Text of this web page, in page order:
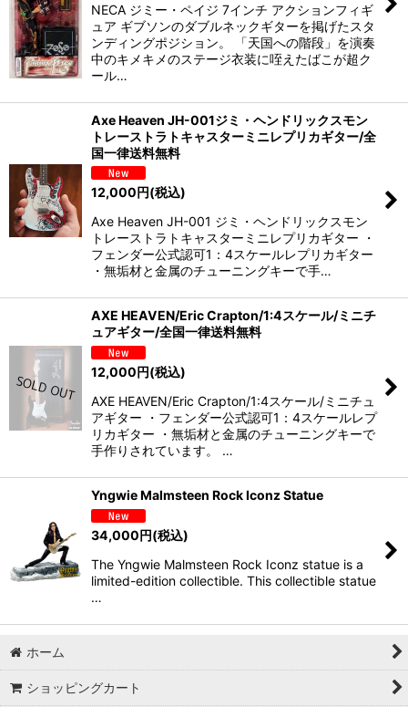
NECA ジミー・ペイジ 7インチ アクションフィギ
ュア ギブソンのダブルネックギターを掲げたスタ
ンディングポジション。 「天国への階段」を演奏
中のキメキメのステージ衣装に咥えたばこが超ク
ール…
Axe Heaven JH-001ジミ・ヘンドリックスモン
トレーストラトキャスターミニレプリカギター/全
国一律送料無料
12,000円(税込)
Axe Heaven JH-001 ジミ・ヘンドリックスモン
トレーストラトキャスターミニレプリカギター ・
フェンダー公式認可1：4スケールレプリカギター
・無垢材と金属のチューニングキーで手…
AXE HEAVEN/Eric Crapton/1:4スケール/ミニチ
ュアギター/全国一律送料無料
12,000円(税込)
AXE HEAVEN/Eric Crapton/1:4スケール/ミニチュ
アギター ・フェンダー公式認可1：4スケールレプ
リカギター ・無垢材と金属のチューニングキーで
手作りされています。 …
Yngwie Malmsteen Rock Iconz Statue
34,000円(税込)
The Yngwie Malmsteen Rock Iconz statue is a
limited-edition collectible. This collectible statue
…
ホーム
ショッピングカート